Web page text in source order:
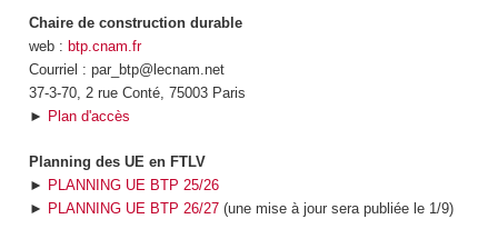
Chaire de construction durable
web : btp.cnam.fr
Courriel : par_btp@lecnam.net
37-3-70, 2 rue Conté, 75003 Paris
► Plan d'accès
Planning des UE en FTLV
► PLANNING UE BTP 25/26
► PLANNING UE BTP 26/27(une mise à jour sera publiée le 1/9)